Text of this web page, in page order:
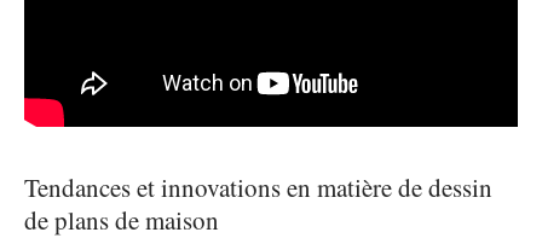
Tendances et innovations en matière de dessin
de plans de maison